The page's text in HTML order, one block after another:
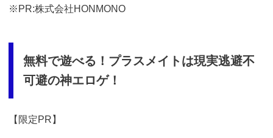
※PR:株式会社HONMONO
無料で遊べる！プラスメイトは現実逃避不
可避の神エロゲ！
【限定PR】